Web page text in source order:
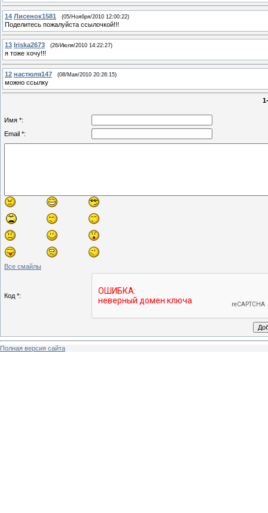
14 Лисенок1581 (05/Ноября/2010 12:00:22)
Поделитесь пожалуйста ссылочкой!!!
13 Iriska2673 (26/Июля/2010 14:22:27)
я тоже хочу!!!
12 настюля147 (08/Мая/2010 20:26:15)
можно ссылку
Имя *:
Email *:
Все смайлы
Код *:
Полная версия сайта